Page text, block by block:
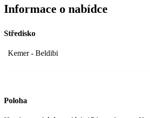
Informace o nabídce
Středisko
Kemer - Beldibi
Poloha